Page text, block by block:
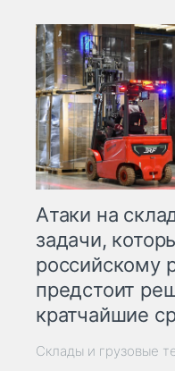
Атаки на
задачи,
российскому
предстоит
кратчайшие
Склады и грузовые